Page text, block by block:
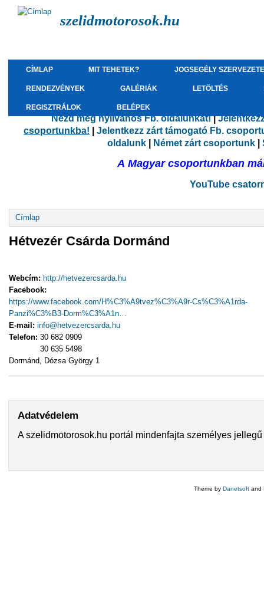
szelidmotorosok.hu
CÍMLAP MIT TEHETEK? JOGSEGÉLY
RENDEZVÉNYEK GALÉRIÁK LETÖLTÉS
REGISZTRÁLOK BELÉPEK
Nézd meg nyilvános Fb. oldalunkat!|
csoportunkba!
Jelentkezz zárt támogató Fb.
oldalunk
Német zárt csoportunk
A Magyar csoportunkban
YouTube
Jelenlegi hely
Címlap
Hétvezér Csárda Dormánd
Webcím: http://hetvezercsarda.hu
Facebook:
https://www.facebook.com/H%C3%A9tvez%C3%A9r-Cs%C3%A1rda-
Panzi%C3%B3-Dorm%C3%A1n…
E-mail: info@hetvezercsarda.hu
Telefon: 30 682 0909
30 635 5498
Dormánd, Dózsa György 1
Adatvédelem
A szelidmotorosok.hu portál mindenfajta személyes
Theme by Danetsoft and